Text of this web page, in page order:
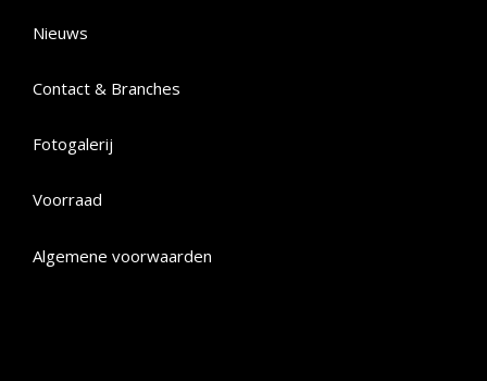
Nieuws
Contact & Branches
Fotogalerij
Voorraad
Algemene voorwaarden